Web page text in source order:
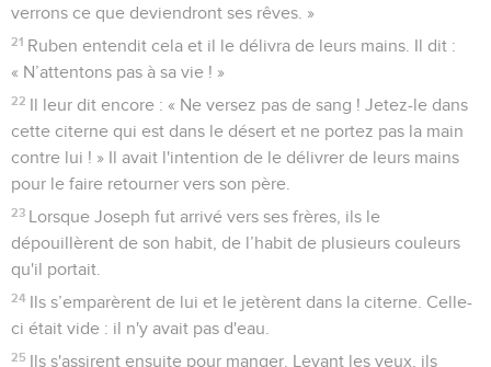
verrons ce que deviendront ses rêves. »
21 Ruben entendit cela et il le délivra de leurs mains. Il dit :
« N’attentons pas à sa vie ! »
22 Il leur dit encore : « Ne versez pas de sang ! Jetez-le dans
cette citerne qui est dans le désert et ne portez pas la main
contre lui ! » Il avait l'intention de le délivrer de leurs mains
pour le faire retourner vers son père.
23 Lorsque Joseph fut arrivé vers ses frères, ils le
dépouillèrent de son habit, de l’habit de plusieurs couleurs
qu'il portait.
24 Ils s’emparèrent de lui et le jetèrent dans la citerne. Celle-
ci était vide : il n'y avait pas d'eau.
25 Ils s'assirent ensuite pour manger. Levant les yeux, ils